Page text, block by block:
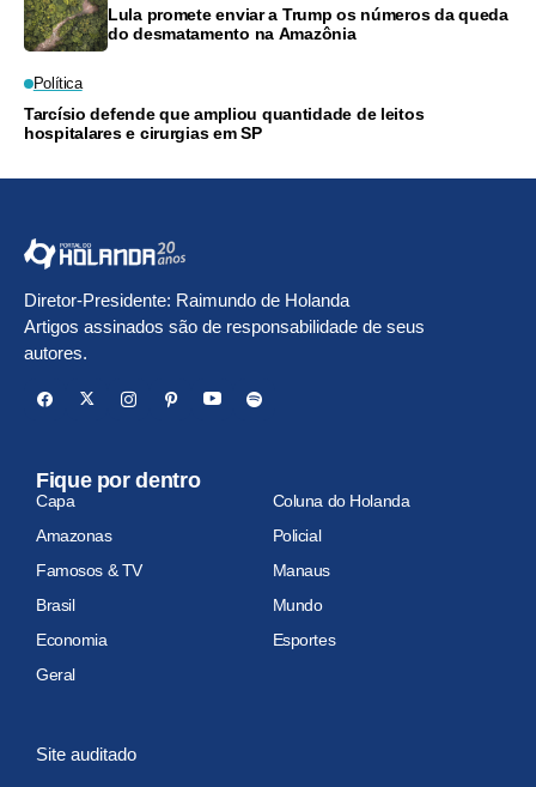
Lula promete enviar a Trump os números da queda
do desmatamento na Amazônia
Política
Tarcísio defende que ampliou quantidade de leitos
hospitalares e cirurgias em SP
Diretor-Presidente: Raimundo de Holanda
Artigos assinados são de responsabilidade de seus
autores.
Fique por dentro
Capa
Coluna do Holanda
Amazonas
Policial
Famosos & TV
Manaus
Brasil
Mundo
Economia
Esportes
Geral
Site auditado